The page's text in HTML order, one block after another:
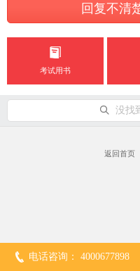
回复不清
考试用书
没找
返回首页
电话咨询： 4000677898